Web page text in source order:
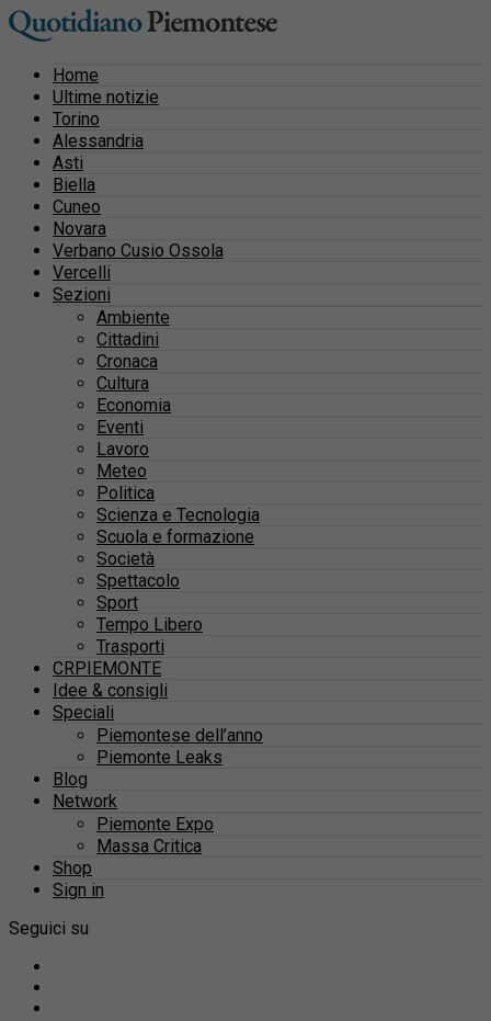
Home
Ultime notizie
Torino
Alessandria
Asti
Biella
Cuneo
Novara
Verbano Cusio Ossola
Vercelli
Sezioni
Ambiente
Cittadini
Cronaca
Cultura
Economia
Eventi
Lavoro
Meteo
Politica
Scienza e Tecnologia
Scuola e formazione
Società
Spettacolo
Sport
Tempo Libero
Trasporti
CRPIEMONTE
Idee & consigli
Speciali
Piemontese dell’anno
Piemonte Leaks
Blog
Network
Piemonte Expo
Massa Critica
Shop
Sign in
Seguici su